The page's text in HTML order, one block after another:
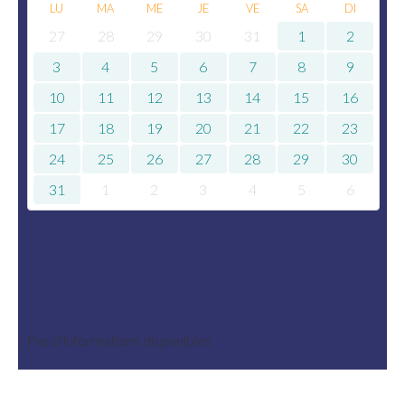
LU MA ME JE VE SA DI
27 28 29 30 31 1
2
3
4 5 6 7 8
9
10
11 12 13 14 15
16
17
18 19 20 21 22
23
24
25 26 27 28 29
30
31
1 2 3 4 5 6
Pas d'informations disponibles